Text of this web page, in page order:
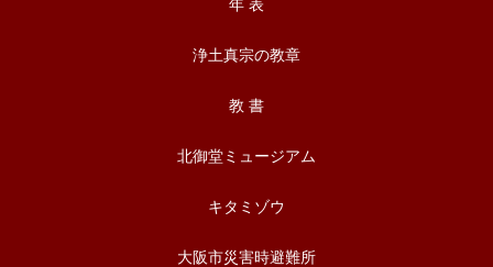
年 表
浄土真宗の教章
教 書
北御堂ミュージアム
キタミゾウ
大阪市災害時避難所